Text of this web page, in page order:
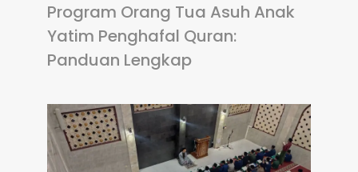
Program Orang Tua Asuh Anak
Yatim Penghafal Quran:
Panduan Lengkap